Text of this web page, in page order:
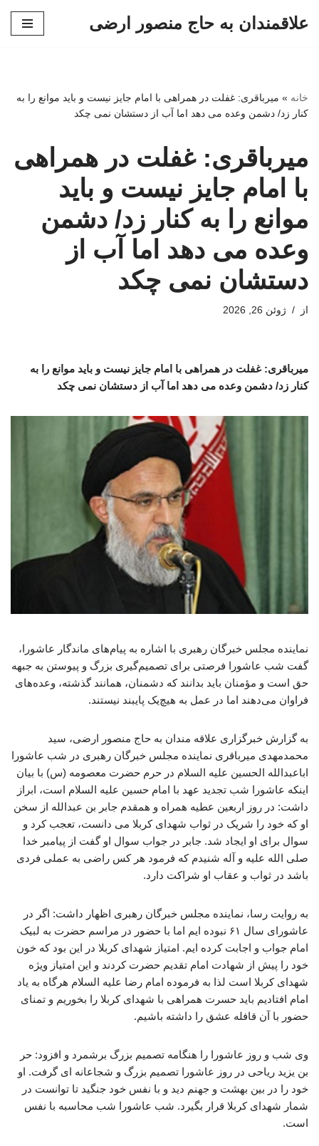
علاقمندان به حاج منصور ارضی
خانه » میرباقری: غفلت در همراهی با امام جایز نیست و باید موانع را به
کنار زد/ دشمن وعده می دهد اما آب از دستشان نمی چکد
میرباقری: غفلت در همراهی
با امام جایز نیست و باید
موانع را به کنار زد/ دشمن
وعده می دهد اما آب از
دستشان نمی چکد
از ژوئن 26, 2026
میرباقری: غفلت در همراهی با امام جایز نیست و باید موانع را به
کنار زد/ دشمن وعده می دهد اما آب از دستشان نمی چکد
نماینده مجلس خبرگان رهبری با اشاره به پیام‌های ماندگار عاشورا،
گفت شب عاشورا فرصتی برای تصمیم‌گیری بزرگ و پیوستن به جبهه
حق است و مؤمنان باید بدانند که دشمنان، همانند گذشته، وعده‌های
فراوان می‌دهند اما در عمل به هیچ‌یک پایبند نیستند.
به گزارش خبرگزاری علاقه مندان به حاج منصور ارضی، سید
محمدمهدی میرباقری نماینده مجلس خبرگان رهبری در شب عاشورا
اباعبدالله الحسین علیه السلام در حرم حضرت معصومه (س) با بیان
اینکه عاشورا شب تجدید عهد با امام حسین علیه السلام است، ابراز
داشت: در روز اربعین عطیه همراه و همقدم جابر بن عبدالله از سخن
او که خود را شریک در ثواب شهدای کربلا می دانست، تعجب کرد و
سوال برای او ایجاد شد. جابر در جواب سوال او گفت از پیامبر خدا
صلی الله علیه و آله شنیدم که فرمود هر کس راضی به عملی فردی
باشد در ثواب و عقاب او شراکت دارد.
به روایت رسا، نماینده مجلس خبرگان رهبری اظهار داشت: اگر در
عاشورای سال ۶۱ نبوده ایم اما با حضور در مراسم حضرت به لبیک
امام جواب و اجابت کرده ایم. امتیاز شهدای کربلا در این بود که خون
خود را پیش از شهادت امام تقدیم حضرت کردند و این امتیاز ویژه
شهدای کربلا است لذا به فرموده امام رضا علیه السلام هرگاه به یاد
امام افتادیم باید حسرت همراهی با شهدای کربلا را بخوریم و تمنای
حضور با آن قافله عشق را داشته باشیم.
وی شب و روز عاشورا را هنگامه تصمیم بزرگ برشمرد و افزود: حر
بن یزید ریاحی در روز عاشورا تصمیم بزرگ و شجاعانه ای گرفت. او
خود را در بین بهشت و جهنم دید و با نفس خود جنگید تا توانست در
شمار شهدای کربلا قرار بگیرد. شب عاشورا شب محاسبه با نفس
است.